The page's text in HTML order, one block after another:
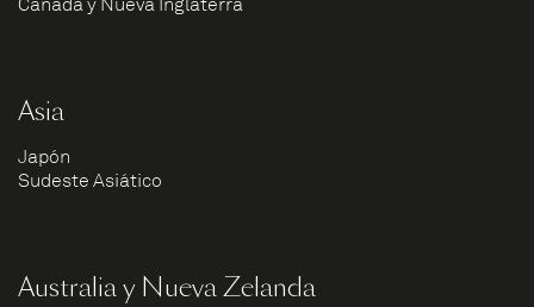
Canadá y Nueva Inglaterra
Asia
Japón
Sudeste Asiático
Australia y Nueva Zelanda